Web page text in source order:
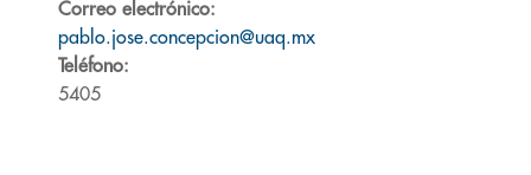
Correo electrónico:
pablo.jose.concepcion@uaq.mx
Teléfono:
5405